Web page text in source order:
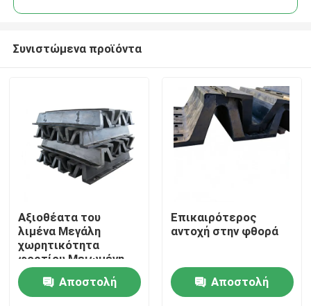
Σπίτι
Προϊόντα
Βίντεο
Συνιστώμενα προϊόντα
Αξιοθέατα του
λιμένα Μεγάλη
χωρητικότητα
φορτίου Μειωμένη
συντήρηση Εύκολη
αντικατάσταση
Αποστολή
Επικαιρότερος
αντοχή στην φθορά
Αποστολή